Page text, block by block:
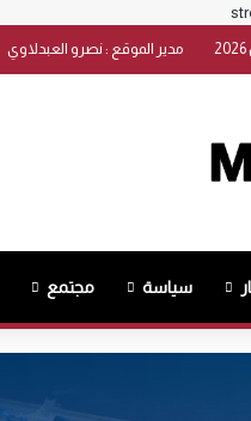
مدير الموقع : نصرو العبدلاوي
سياسة مجتمع